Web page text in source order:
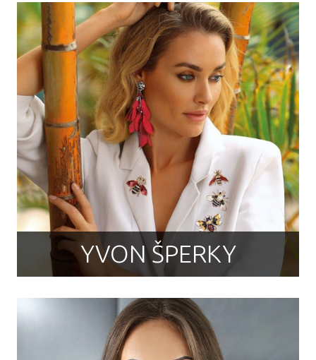
YVON ŠPERKY